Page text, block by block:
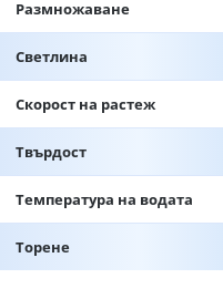
Размножаване
Светлина
Скорост на растеж
Твърдост
Температура на водата
Торене